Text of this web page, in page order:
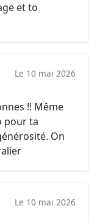
et to
Le 10 mai 2026
!! Même
pour ta
On
Le 10 mai 2026